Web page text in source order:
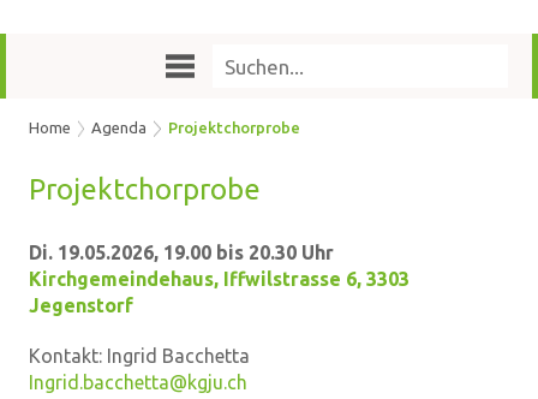
Home Agenda Projektchorprobe
Pro­jekt­chor­pro­be
Di. 19.05.2026, 19.00 bis 20.30 Uhr
Kirchgemeindehaus, Iffwilstrasse 6, 3303
Jegenstorf
Kontakt: Ingrid Bacchetta
Ingrid.bacchetta@kgju.ch